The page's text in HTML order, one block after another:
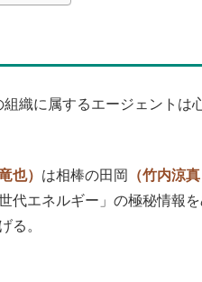
織に属するエージェントは
也） は相棒の田岡 （竹内涼真
代エネルギー」の極秘情報
る。